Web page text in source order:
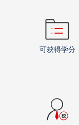
可获得学分